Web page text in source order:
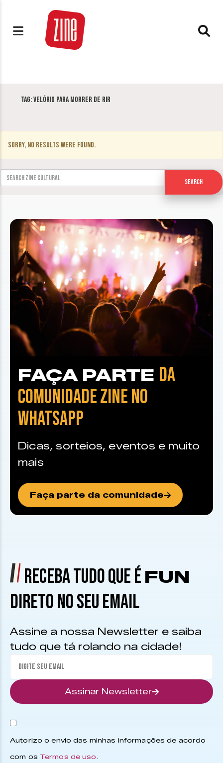
Tag:Velório para Morrer de Rir
Sorry, no results were found.
Search for:
Search
FAÇA PARTE DA
COMUNIDADE ZINE NO
WHATSAPP
Dicas, sorteios, eventos e muito
mais
Faça parte da comunidade
RECEBA TUDO QUE É FUN
DIRETO NO SEU EMAIL
Assine a nossa Newsletter e saiba
tudo que tá rolando na cidade!
Assinar Newsletter
Autorizo o envio das minhas informações de acordo
com os Termos de uso.